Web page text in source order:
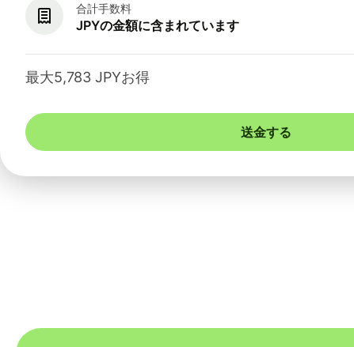
合計手数料
JPYの金額に含まれています
最大5,783 JPYお得
送金する